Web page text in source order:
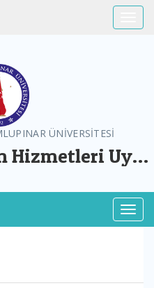
ÜNİVERSİTESİ
Hizmetleri Uyg.